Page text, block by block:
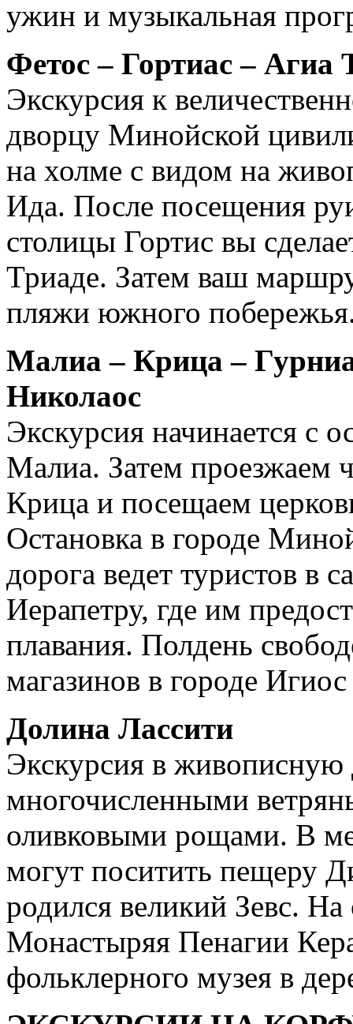
ужин и музыкальная
Фетос – Гортиас –
Экскурсия к
дворцу Минойской
на холме с видом на
Ида. После посещения
столицы Гортис вы
Триаде. Затем ваш
пляжи южного
Малиа – Крица –
Николаос
Экскурсия начинается с
Малиа. Затем проезжаем
Крица и посещаем
Остановка в городе
дорога ведет туристов
Иерапетру, где им
плавания. Полдень
магазинов в городе
Долина Лассити
Экскурсия в живописную
многочисленными
оливковыми рощами. В
могут поситить пещеру
родился великий Зевс.
Монастыряя Пенагии
фольклерного музея в